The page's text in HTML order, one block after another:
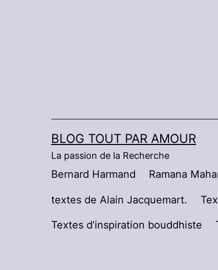
BLOG TOUT PAR AMOUR
La passion de la Recherche
Bernard Harmand Ramana
textes de Alain Jacquemart.
Textes d’inspiration bouddhiste